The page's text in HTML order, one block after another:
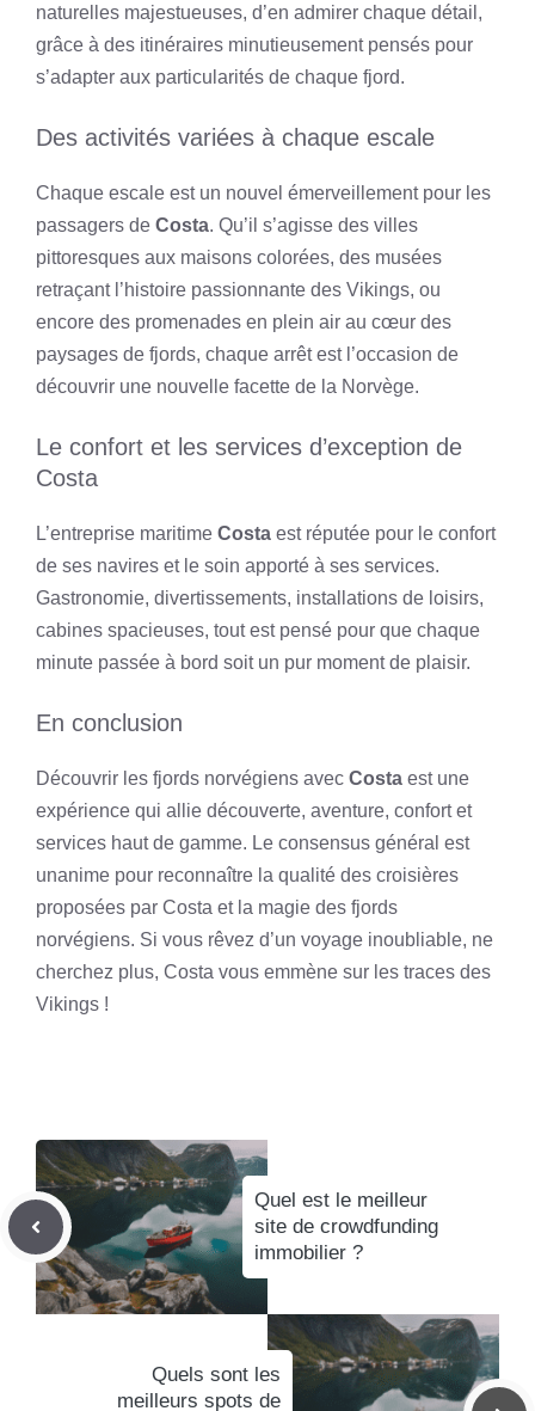
naturelles majestueuses, d’en admirer chaque détail,
grâce à des itinéraires minutieusement pensés pour
s’adapter aux particularités de chaque fjord.
Des activités variées à chaque escale
Chaque escale est un nouvel émerveillement pour les
passagers de Costa. Qu’il s’agisse des villes
pittoresques aux maisons colorées, des musées
retraçant l’histoire passionnante des Vikings, ou
encore des promenades en plein air au cœur des
paysages de fjords, chaque arrêt est l’occasion de
découvrir une nouvelle facette de la Norvège.
Le confort et les services d’exception de
Costa
L’entreprise maritime Costa est réputée pour le confort
de ses navires et le soin apporté à ses services.
Gastronomie, divertissements, installations de loisirs,
cabines spacieuses, tout est pensé pour que chaque
minute passée à bord soit un pur moment de plaisir.
En conclusion
Découvrir les fjords norvégiens avec Costa est une
expérience qui allie découverte, aventure, confort et
services haut de gamme. Le consensus général est
unanime pour reconnaître la qualité des croisières
proposées par Costa et la magie des fjords
norvégiens. Si vous rêvez d’un voyage inoubliable, ne
cherchez plus, Costa vous emmène sur les traces des
Vikings !
Quel est le meilleur
site de crowdfunding
immobilier ?
Quels sont les
meilleurs spots de